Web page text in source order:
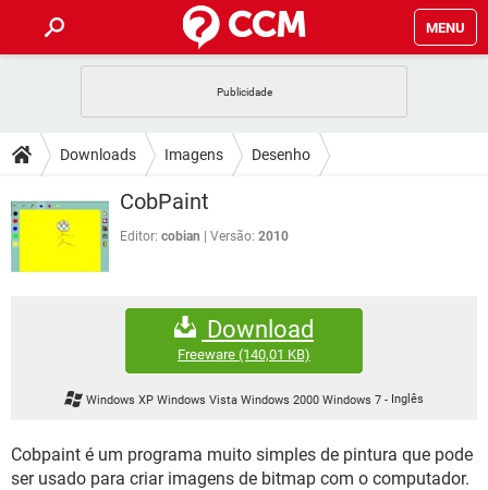
MENU
CELULAR FACEBOOK
OUTLOOK
INSTAGRAM GMAIL
GUIA DE COMPRAS
DICAS
JOGOS WHATSAPP
CELULAR
JOGOS WHATSAPP
CELULAR
EXCEL
GMAIL
FÓRUM
FACEBOOK
EXCEL
INSTAGRAM GMAIL
WHATSAPP
INSTAGRAM GMAIL
Downloads Imagens Desenho
CobPaint
Editor: cobian Versão: 2010
Download
Freeware (140,01 KB)
Windows XP Windows Vista Windows 2000 Windows 7- Inglês
Cobpaint é um programa muito simples de pintura que pode
ser usado para criar imagens de bitmap com o computador.